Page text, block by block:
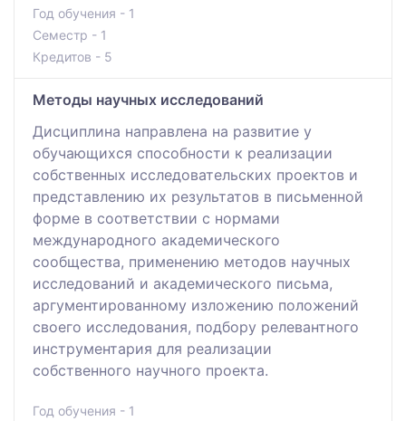
Год обучения - 1
Семестр - 1
Кредитов - 5
Методы научных исследований
Дисциплина направлена на развитие у
обучающихся способности к реализации
собственных исследовательских проектов и
представлению их результатов в письменной
форме в соответствии с нормами
международного академического
сообщества, применению методов научных
исследований и академического письма,
аргументированному изложению положений
своего исследования, подбору релевантного
инструментария для реализации
собственного научного проекта.
Год обучения - 1